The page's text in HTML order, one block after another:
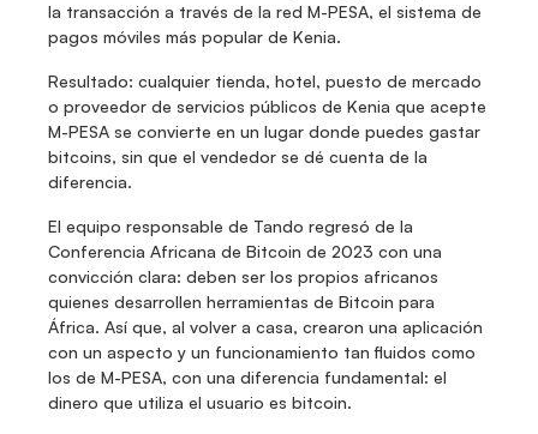
la transacción a través de la red M-PESA, el sistema de
pagos móviles más popular de Kenia.
Resultado: cualquier tienda, hotel, puesto de mercado
o proveedor de servicios públicos de Kenia que acepte
M-PESA se convierte en un lugar donde puedes gastar
bitcoins, sin que el vendedor se dé cuenta de la
diferencia.
El equipo responsable de Tando regresó de la
Conferencia Africana de Bitcoin de 2023 con una
convicción clara: deben ser los propios africanos
quienes desarrollen herramientas de Bitcoin para
África. Así que, al volver a casa, crearon una aplicación
con un aspecto y un funcionamiento tan fluidos como
los de M-PESA, con una diferencia fundamental: el
dinero que utiliza el usuario es bitcoin.